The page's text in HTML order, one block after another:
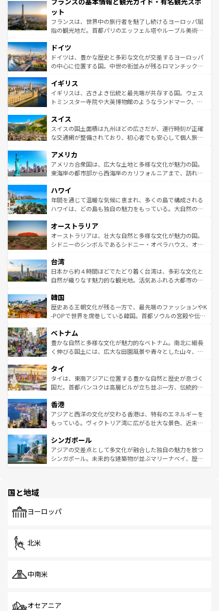
なお、新着のイタリア情報は
しい。
文化が根付くこの国では、情熱的なフラメンコ、熱気あふ
れる闘牛、そして美味しいタパスが生活の一部となってい
る。首都マドリードの洗練された雰囲気や、バルセロナの
アートに溢れた街角から、地方では古代ローマ遺跡や中世
せる。地方によって風土や気候が異なるスペインはその個
性で訪れる人を魅了する。 なお、新着のスペイン情報は コ
ンテンツ一覧を参照してほしい。
ット
フランスは、世界中の旅行者を魅了し続けるヨーロッパ屈
指の観光地だ。首都パリのエッフェル塔やルーブル美術館
で、幅広い魅力が詰まっている。華麗な宮殿、歴史的な大
聖堂、美しいビーチ、そして豊かな自然が、訪れる者を心
から魅了する。また、フランスは美食の国としても知ら
いる。シャンパンの発祥地であるランス、プロヴァンスの
香り高いラベンダー畑など、多彩な楽しみ方が可能だ。さ
らに、パリ以外の地域にも魅力が溢れており、どの街角に
れる地方に足を運ぶとそれぞれで全く異なる文化を体験で
きるだろう。 なお、新着のフランス情報はコンテンツ一覧
を参照してほしい。
ドイツ
ドイツは、豊かな歴史と多彩な文化が交差するヨーロッパ
の中心に位置する国。中世の街並みが残るロマンチック街
顔を持つこの国は、どこを歩いても飽きることがない。ベ
ルリンの文化的活気、バイエルン州のアルプスの絶景、そ
してライン川沿いのワイン畑といった風景は必見。ビール
は、お酒好きな人にはぜひ体験してほしい。 なお、新着の
ドイツ情報はコンテンツ一覧を参照してほしい。
イギリス
イギリスは、古きよき伝統と最先端が共存する国。ウェス
トミンスター寺院や大英博物館のようなランドマーク、歴
リアごとに異なる魅力がある。また、優雅なアフタヌーン
ティー、ビール好きにはたまらない英国パブ、サッカー観
戦など、本場だからこそできる体験も豊富。イギリスを旅
ンツ一覧を参照してほしい。
スイス
スイスの国土面積は九州ほどの広さだが、運行時刻が正確
な交通網が整備されており、初心者でも安心して個人旅行
の建物がそのまま残る町や、スイスならではのユニークな
博物館もあり、アルプス観光だけでなく町歩きも満喫する
ことができる。国民の所得が高いため物価も高いが、旅行
ば市内交通費無料で観光を楽しむこともできる。 なお、新
着のスイス情報はコンテンツ一覧 を参照してほしい。
アメリカ
アメリカ合衆国は、広大な土地と多様な文化が魅力の国。
東海岸の都市部から西海岸のカリフォルニアまで、訪れる
のような巨大都市は、観光、ショッピング、エンターテイ
ンメントが詰まった刺激的なスポットだ。一方、アメリカ
西部には大自然が広がり、グランドキャニオンやイエロー
部のニューオーリンズでは、音楽と美食が融合した独特の
文化が魅力。旅行者はアメリカの各地域で異なる魅力を楽
しみながら、その多様性と豊かな歴史を感じることができ
ならではの贅沢な旅のスタイルだ。 なお、新着のアメリカ
情報はコンテンツ一覧を参照してほしい。
ハワイ
年間を通じて温暖な気候に恵まれ、多くの島で構成される
ハワイは、どの島も独自の魅力をもっている。大自然の神
ワイ島は見逃せない。また、定番の観光地といえばオアフ
島だが、静かな自然を求めるならマウイ島やカウアイ島が
おすすめ。エメラルドグリーンに輝く海をはじめ、豊かな
れるおもてなしの心で訪れる人々を迎えてくれるハワイの
人々、おいしいローカルフードやハワイアンミュージッ
ク、伝統的なフラダンスなど、すべてがハワイの魅力を彩
ワイを、存分に味わってほしい。 なお、新着のハワイ情報
はコンテンツ一覧を参照してほしい。
オーストラリア
オーストラリアは、壮大な自然と多様な文化が魅力の国。
シドニーのシンボルであるシドニー・オペラハウス、オー
リアリーフや大陸中央部にそびえるウルル（エアーズロッ
ク）、タスマニアの美しい原生林やケアンズの熱帯雨林な
ど、見どころがたくさん。また、カフェやワイン、オージ
いる。アクティビティも充実しており、サーフィンやダイ
ビング、ハイキングなど、アウトドア好きにはたまらな
い。オーストラリアの多彩な魅力を存分に味わいつくそ
参照してほしい。
台湾
日本から約４時間ほどでたどり着く台湾は、多彩な文化と
自然が織りなす魅力的な観光地。活気あふれる大都市の台
ン）、静ひつな山岳地帯である台湾東部など、都市の喧騒
と山間の静けさが共存しており、訪れる人に新しい発見と
驚きをもたらしてくれる。また、奥深い台湾の食文化も魅
容にもいいと評判のスイーツなど、バラエティ豊かな料理
が味わえる。 なお、新着の台湾情報は コンテンツ一覧を参
照してほしい。
韓国
歴史ある王朝文化が残る一方で、最先端のファッションやK
-POPで世界を席巻している韓国。首都ソウルの宮殿や伝統
き、地方に足を延ばせば四季折々の自然美を楽しむことが
できる。そして、キムチや焼肉、絶品のストリートフード
まで、さまざまな韓国料理が待っている。夜には、韓国な
リティに包まれながら、韓国の多彩な魅力を心ゆくまで味
わってみてほしい。 なお、新着の韓国情報はコンテンツ一
覧を参照してほしい。
ベトナム
豊かな自然と多様な文化が魅力的なベトナム。南北に細長
く伸びる国土には、広大な田園風景や青々とした山々、世
急速な発展と共に伝統が息づく。ハノイの古い町並みやホ
ーチミン市のフランス統治時代の建物も、独特の雰囲気を
醸し出している。また、バラエティの豊かさとおいしさで
とつ。フォーやバインミー、ベトナムコーヒーなどは、ぜ
ひ現地で味わいたい。どの地域を訪れてもあたたかい人々
が旅行者を迎えてくれるので、きっと忘れられない旅にな
参照してほしい。
タイ
タイは、東南アジアに位置する豊かな自然と歴史が息づく
国だ。首都バンコクは高層ビルが立ち並ぶ一方、伝統的な
の活気が交差している。北部ではチェンマイなどの山岳地
帯で自然と触れ合い、南部ではプーケットやクラビの美し
いビーチでリゾート気分を楽しむことができる。タイ料理
激する。気候は一年中温暖で、どの季節にも異なる楽しみ
が待っている。親しみやすいタイの人々、仏教を中心とし
た文化、そして多様な観光資源が、訪れる旅人を魅了し続
香港
アジアと西洋の文化が交わる香港は、特有のエネルギーを
もっている。ヴィクトリア湾に広がる壮大な景色、近未来
み、どこを訪れても感動するはず。観光スポットが密集し
ており、効率よく見どころを回れるのも魅力。息をのむよ
うな絶景から文化的な体験まで、香港を存分に楽しみ尽く
シンガポール
アジアの交差点として多文化が融合した独自の魅力を放つ
シンガポール。未来的な建築物が並ぶマリーナベイ、歴史
で、ホーカーズは地元の風情を楽しめる外せないスポット
国と地域
ヨーロッパ
北米
中南米
オセアニア